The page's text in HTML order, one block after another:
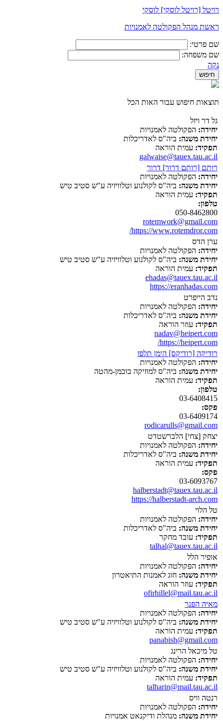
רויטל [רויטל לוסקי] לוסקי
ראשת מנהל הפקולטה לאמנויות
שם פרטי:
שם משפחה:
נקה
תוצאות חיפוש עבור האות הכל
גל דר ויזל
יחידה: הפקולטה לאמנויות
יחידת משנה: ביה"ס לאדריכלות
תפקיד: עמית הוראה
galwaise@tauex.tau.ac.il
רותם [רותם דרור] דרור
יחידה: הפקולטה לאמנויות
יחידת משנה: ביה"ס לקולנוע וטלוויזיה ע"ש סטיב טיש
תפקיד: עמית הוראה
טלפון:
050-8462800
rotemwork@gmail.com
https://www.rotemdror.com/
ערן הדס
יחידה: הפקולטה לאמנויות
יחידת משנה: ביה"ס לקולנוע וטלוויזיה ע"ש סטיב טיש
תפקיד: עמית הוראה
ehadas@tauex.tau.ac.il
https://eranhadas.com
נדב הייפרט
יחידה: הפקולטה לאמנויות
יחידת משנה: ביה"ס לאדריכלות
תפקיד: עוזר הוראה
nadav@heipert.com
https://heipert.com/
רודיקה [רודיקס] הימן תלפז
יחידה: הפקולטה לאמנויות
יחידת משנה: ביה"ס למוזיקה בוכמן-מהטה
תפקיד: עמית הוראה
טלפון:
03-6408415
פקס:
03-6409174
rodicarulls@gmail.com
יצחק [צחי] הלברשטדט
יחידה: הפקולטה לאמנויות
יחידת משנה: ביה"ס לאדריכלות
תפקיד: עמית הוראה
פקס:
03-6093767
halberstadt@tauex.tau.ac.il
https://halberstadt-arch.com
טל הלוי
יחידה: הפקולטה לאמנויות
יחידת משנה: ביה"ס לאדריכלות
תפקיד: עובד מחקר
talhal@tauex.tau.ac.il
אופיר הלל
יחידה: הפקולטה לאמנויות
יחידת משנה: חוג לאמנות התיאטרון
תפקיד: עוזר הוראה
ofirhillel@mail.tau.ac.il
מאיה הפנר
יחידה: הפקולטה לאמנויות
יחידת משנה: ביה"ס לקולנוע וטלוויזיה ע"ש סטיב טיש
תפקיד: עמית הוראה
panabish@gmail.com
טל מיכאל הרינג
יחידה: הפקולטה לאמנויות
יחידת משנה: ביה"ס לקולנוע וטלוויזיה ע"ש סטיב טיש
תפקיד: עמית הוראה
talharin@mail.tau.ac.il
רנטה וויס
יחידה: הפקולטה לאמנויות
יחידת משנה: מנהלת ודיקנאט אמנויות